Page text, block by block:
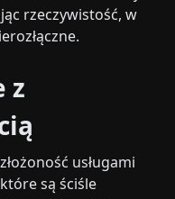
rzeczywistość, w
z
usługami
są ściśle